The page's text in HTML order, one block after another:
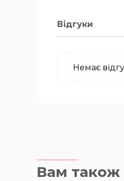
Відгуки
Немає
Вам також